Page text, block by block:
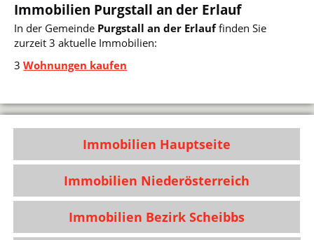
Immobilien Purgstall an der Erlauf
In der Gemeinde Purgstall an der Erlauffinden Sie
zurzeit 3 aktuelle Immobilien:
3Wohnungen kaufen
Immobilien Hauptseite
Immobilien Niederösterreich
Immobilien Bezirk Scheibbs